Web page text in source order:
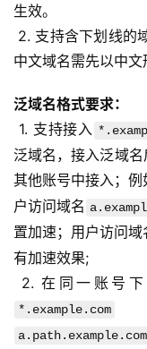
生效。
中文域名需先以中文
泛域名格式要求：
1. 支持接入
泛域名，接入泛域
其他账号中接入；
户访问域名
置加速；用户访问域
有加速效果;
2. 在同一账号
*.example.com
a.path.example.com